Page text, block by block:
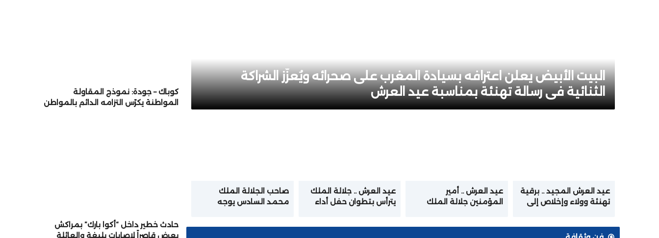
البيت الأبيض يعلن اعترافه بسيادة المغرب على صحرائه ويُعزّز الشراكة
الثنائية في رسالة تهنئة بمناسبة عيد العرش
عيد العرش المجيد .. برقية
تهنئة وولاء وإخلاص إلى
عيد العرش .. أمير
المؤمنين جلالة الملك
عيد العرش .. جلالة الملك
يترأس بتطوان حفل أداء
صاحب الجلالة الملك
محمد السادس يوجه
كوباك – جودة: نموذج المقاولة
المواطنة يكرّس التزامه الدائم بالمواطن
حادث خطير داخل “أكوا بارك” بمراكش
يعرض قاصراً لإصابات بليغة والعائلة